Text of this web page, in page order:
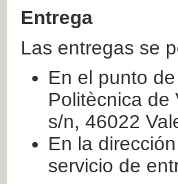
Entrega
Las entregas se
En el punto
Politècnica de
s/n, 46022
En la
servicio de